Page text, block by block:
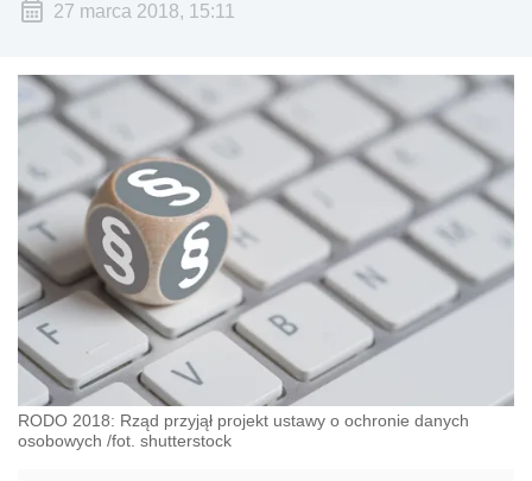
27 marca 2018, 15:11
RODO 2018: Rząd przyjął projekt ustawy o ochronie danych
osobowych /fot. shutterstock